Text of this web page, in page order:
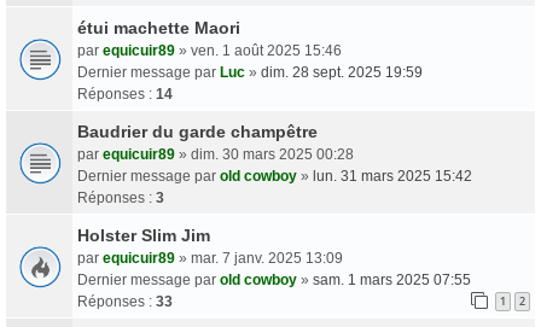
étui machette Maori
par equicuir89 » ven. 1 août 2025 15:46
Dernier message par Luc » dim. 28 sept. 2025 19:59
Réponses : 14
Baudrier du garde champêtre
par equicuir89 » dim. 30 mars 2025 00:28
Dernier message par old cowboy » lun. 31 mars 2025 15:42
Réponses : 3
Holster Slim Jim
par equicuir89 » mar. 7 janv. 2025 13:09
Dernier message par old cowboy » sam. 1 mars 2025 07:55
Réponses : 33 1 2